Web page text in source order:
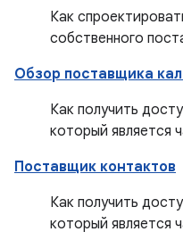
Как
собственного
Обзор поставщика
Как получить
который является
Поставщик контактов
Как получить
который является